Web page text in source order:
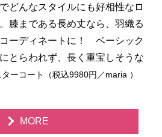
どんなスタイルにも好相性なロ
膝まである長め丈なら、羽織る
ーディネートに！ ベーシック
とらわれず、長く重宝しそうな
ーコート（税込9980円／maria ）
MORE